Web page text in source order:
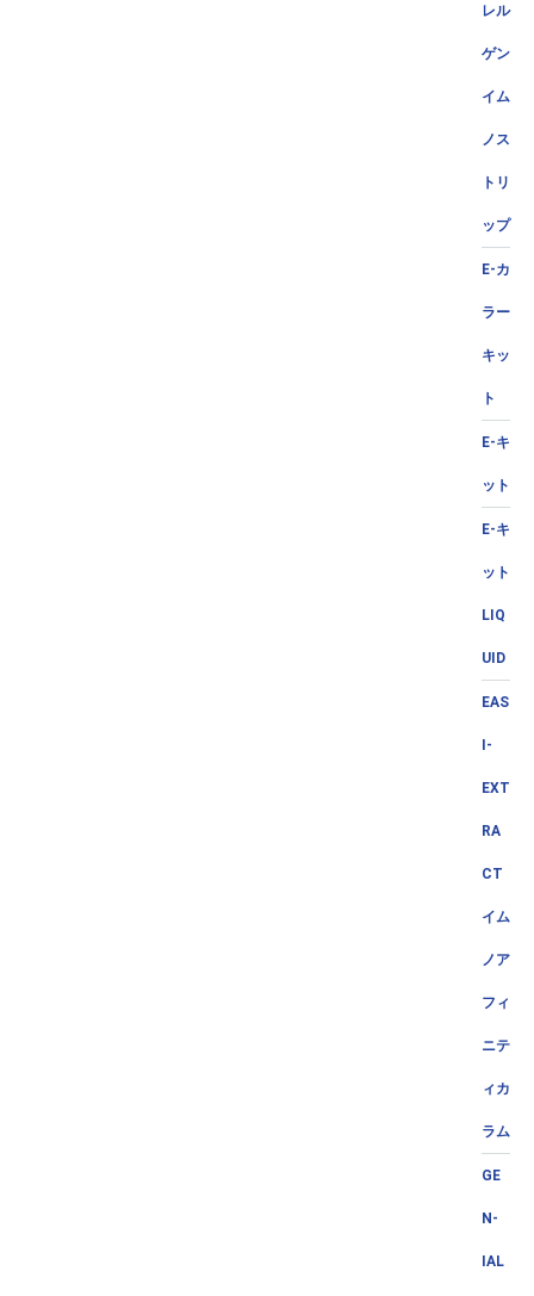
レル
ゲン
イム
ノス
トリ
ップ
E-カ
ラー
キッ
ト
E-キ
ット
E-キ
ット
LIQ
UID
EAS
I-
EXT
RA
CT
イム
ノア
フィ
ニテ
ィカ
ラム
GE
N-
IAL